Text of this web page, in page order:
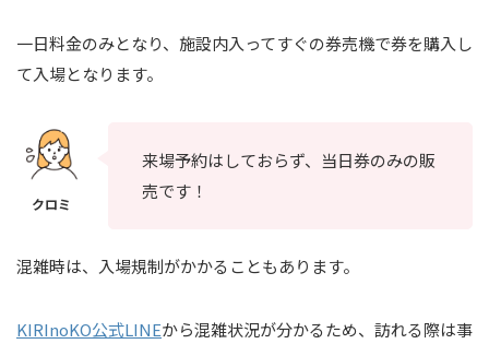
一日料金のみとなり、施設内入ってすぐの券売機で券を購入し
て入場となります。
来場予約はしておらず、当日券のみの販
売です！
混雑時は、入場規制がかかることもあります。
KIRInoKO公式LINEから混雑状況が分かるため、訪れる際は事